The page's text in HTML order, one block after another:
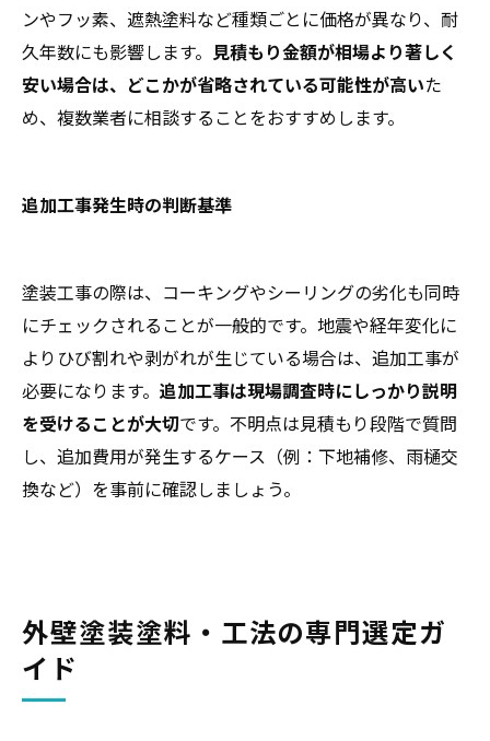
ンやフッ素、遮熱塗料など種類ごとに価格が異なり、耐
久年数にも影響します。 見積もり金額が相場より著しく
安い場合は、どこかが省略されている可能性が高いた
め、複数業者に相談することをおすすめします。
追加工事発生時の判断基準
塗装工事の際は、コーキングやシーリングの劣化も同時
にチェックされることが一般的です。地震や経年変化に
よりひび割れや剥がれが生じている場合は、追加工事が
必要になります。 追加工事は現場調査時にしっかり説明
を受けることが大切です。不明点は見積もり段階で質問
し、追加費用が発生するケース（例：下地補修、雨樋交
換など）を事前に確認しましょう。
外壁塗装塗料・工法の専門選定ガ
イド